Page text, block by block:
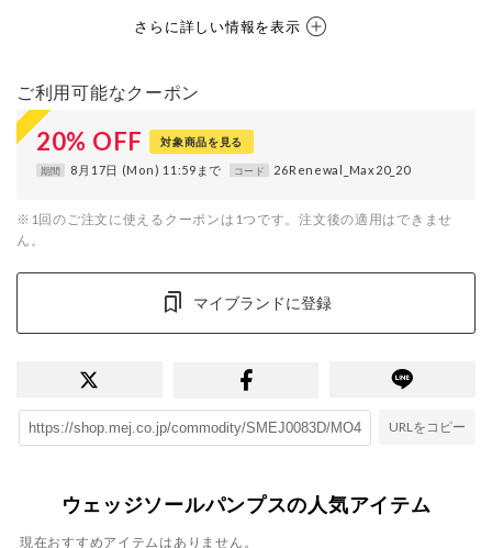
さらに詳しい情報を表示
ご利用可能なクーポン
20% OFF 対象商品を見る
期間 8月17日 (Mon) 11:59まで コード 26Renewal_Max20_20
※1回のご注文に使えるクーポンは1つです。注文後の適用はできませ
ん。
マイブランドに登録
URLをコピー
ウェッジソールパンプスの人気アイテム
現在おすすめアイテムはありません。